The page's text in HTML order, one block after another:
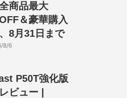
商品最大
＆豪華購入
8月31日まで
8/6
P50T強化版
ビュー |